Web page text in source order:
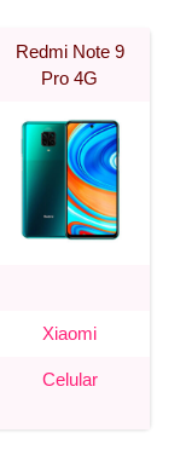
Redmi Note 9
Pro 4G
Xiaomi
Celular